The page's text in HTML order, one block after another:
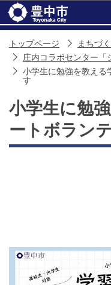
トップページ
まちづ
庄内コラボセンター「
小学生に勉強を教える
す
小学生に勉
ートボラン